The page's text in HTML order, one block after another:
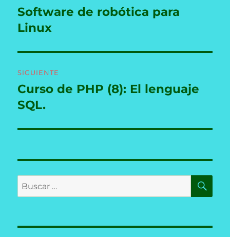
de
entradas
Entrada
anterior:
Software de robótica para
Linux
SIGUIENTE
Entrada
siguiente:
Curso de PHP (8): El lenguaje
SQL.
Buscar
por: